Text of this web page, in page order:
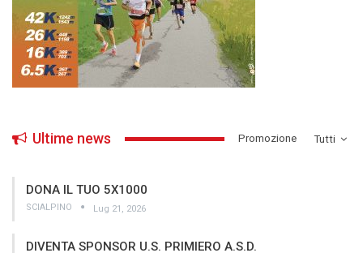
Tutti
Ultime news ­Promozione
DONA IL TUO 5X1000
SCIALPINO Lug 21, 2026
DIVENTA SPONSOR U.S. PRIMIERO A.S.D.